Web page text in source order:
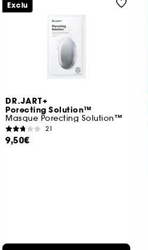
DR.JART+
Porecting Solution™
Masque Porecting Solution™
21
9,50€
Exclu